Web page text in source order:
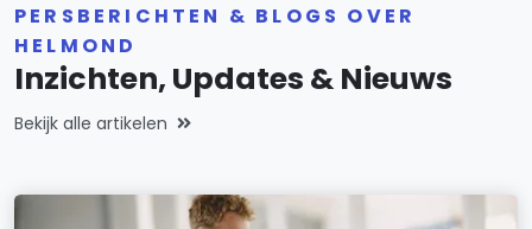
PERSBERICHTEN & BLOGS OVER
HELMOND
Inzichten, Updates & Nieuws
Bekijk alle artikelen